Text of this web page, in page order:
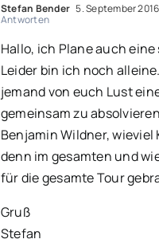
Stefan Bender 5. September
Antworten
Hallo, ich Plane auch eine
Leider bin ich noch
jemand von euch Lust
gemeinsam zu
Benjamin Wildner, wieviel
denn im gesamten und
für die gesamte Tour
Gruß
Stefan